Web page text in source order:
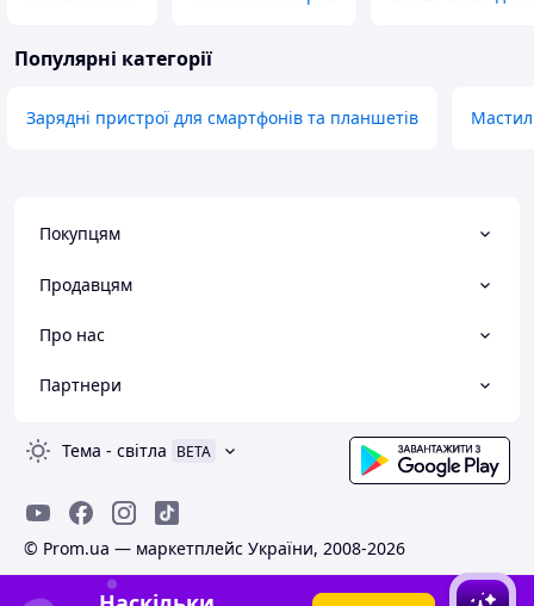
Популярні категорії
Зарядні пристрої для смартфонів та планшетів
Покупцям
Продавцям
Про нас
Партнери
Тема - світла BETA
© Prom.ua — маркетплейс України, 2008-2026